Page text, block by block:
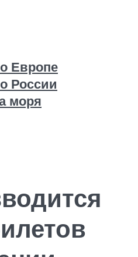
Европе
России
моря